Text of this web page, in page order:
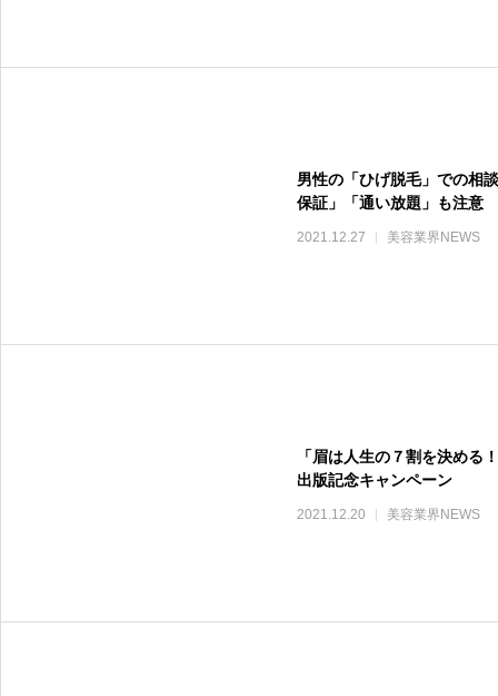
男性の「ひげ脱毛」での相
保証」「通い放題」も注意
2021.12.27 美容業界NEWS
「眉は人生の７割を決める
出版記念キャンペーン
2021.12.20 美容業界NEWS